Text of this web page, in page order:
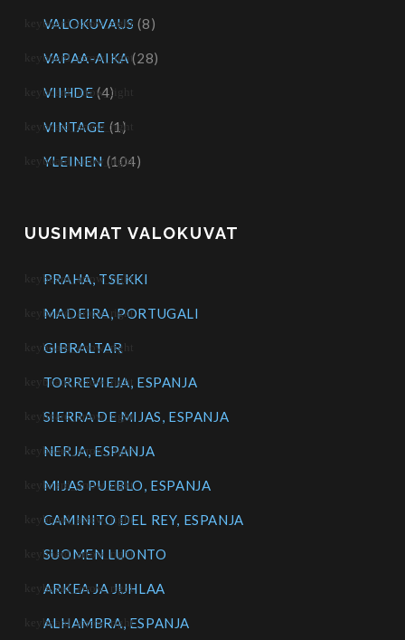
VALOKUVAUS (8)
VAPAA-AIKA (28)
VIIHDE (4)
VINTAGE (1)
YLEINEN (104)
UUSIMMAT VALOKUVAT
PRAHA, TSEKKI
MADEIRA, PORTUGALI
GIBRALTAR
TORREVIEJA, ESPANJA
SIERRA DE MIJAS, ESPANJA
NERJA, ESPANJA
MIJAS PUEBLO, ESPANJA
CAMINITO DEL REY, ESPANJA
SUOMEN LUONTO
ARKEA JA JUHLAA
ALHAMBRA, ESPANJA